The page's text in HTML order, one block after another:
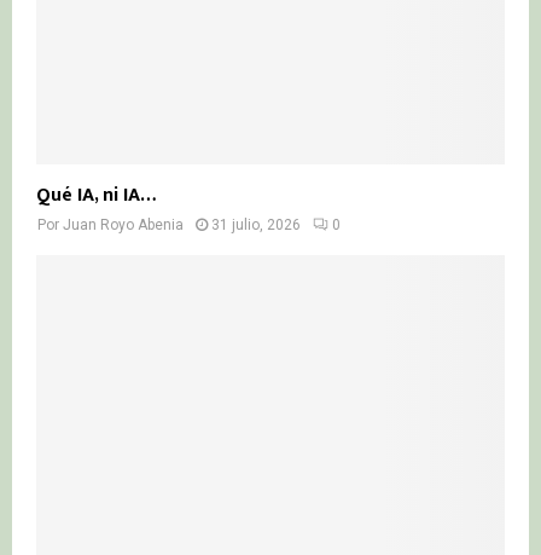
Qué IA, ni IA…
Por Juan Royo Abenia 31 julio, 2026 0